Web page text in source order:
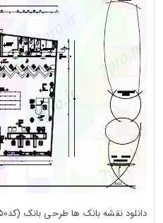
دانلود نقشه بانک ها طرحی بانک (کد88750)